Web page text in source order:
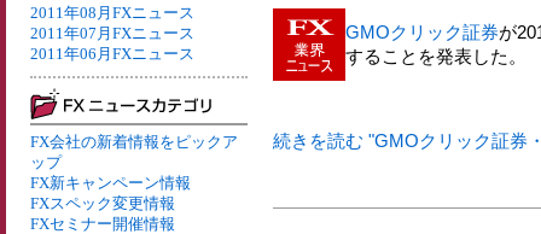
2011年08月FXニュース
2011年07月FXニュース
2011年06月FXニュース
FX会社の新着情報をピックア
ップ
FX新キャンペーン情報
FXスペック変更情報
FXセミナー開催情報
GMOクリック証券が
することを発表した。
続きを読む "GMOクリック証券